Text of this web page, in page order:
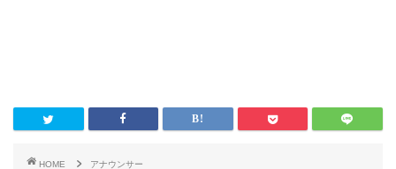
HOME
アナウンサー